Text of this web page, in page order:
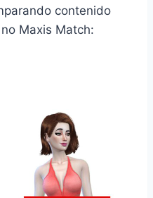
contenido
Maxis Match: